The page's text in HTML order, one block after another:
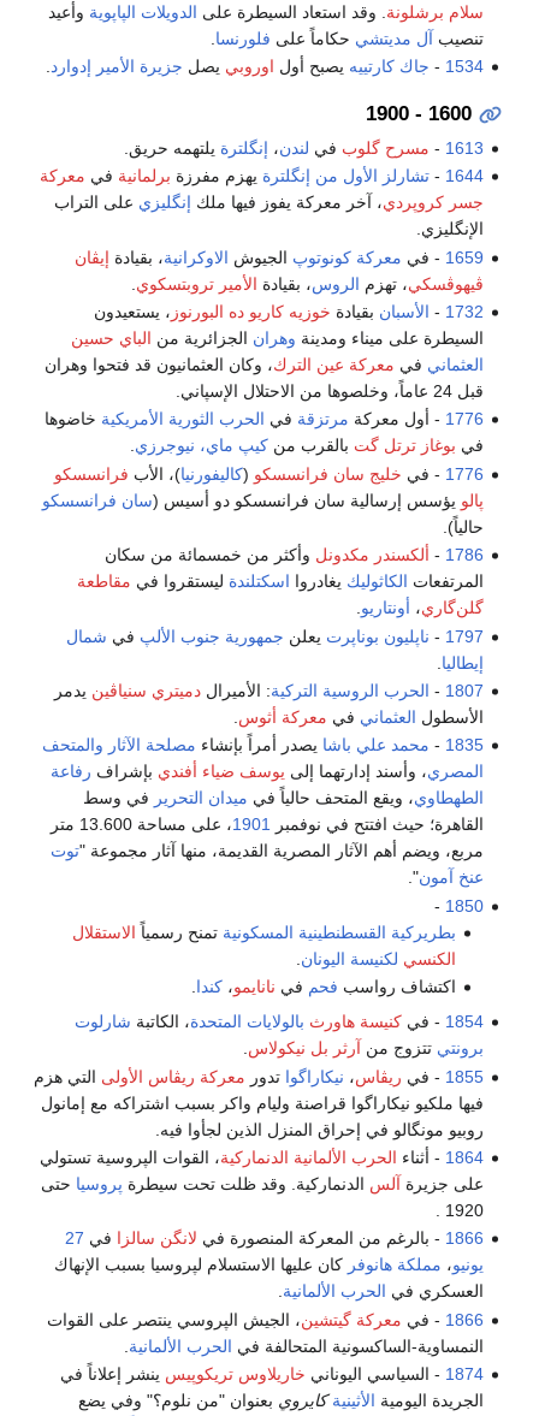
سلام برشلونة . وقد استعاد السيطرة على الدويلات الپاپوية وأعيد
تنصيب آل مديتشي حكاماً على فلورنسا
1534
- جاك كارتييه يصبح أول اوروبي يصل جزيرة الأمير إدوارد.
1600 - 1900
1613
- مسرح گلوب في لندن، إنگلترة يلتهمه حريق.
1644
-تشارلز الأول من إنگلترة يهزم مفرزة برلمانية في معركة
جسر كروپردي، آخر معركة يفوز فيها ملك إنگليزي على التراب
الإنگليزي.
1659 - في معركة كونوتوپ الجيوش الاوكرانية، بقيادة إيڤان
ڤيهوڤسكي، تهزم الروس، بقيادة الأمير تروبتسكوي
1732
- الأسبان بقيادة خوزيه كاريو ده البورنوز ، يستعيدون
السيطرة على ميناء ومدينة وهران الجزائرية من الباي حسين
العثماني في معركة عين الترك، وكان العثمانيون قد فتحوا وهران
قبل 24 عاماً، وخلصوها من الاحتلال الإسپاني.
1776 - أول معركة مرتزقة في الحرب الثورية الأمريكية خاضوها
في بوغاز ترتل گت بالقرب منكيپ ماي، نيوجرزي.
1776 - في خليج سان فرانسسكو (كاليفورنيا)، الأب فرانسسكو
پالو يؤسس إرسالية سان فرانسسكو دو أسيس (سان فرانسسكو
حالياً).
1786
- ألكسندر مكدونل وأكثر من خمسمائة من سكان
المرتفعات الكاثوليك يغادروا اسكتلندة ليستقروا في مقاطعة
گلن‌گاري، أونتاريو
1797
- ناپليون بوناپرت يعلن جمهورية جنوب الألپ في شمال
إيطاليا
1807
- الحرب الروسية التركية: الأميرالدميتري سنياڤين يدمر
الأسطول العثماني في معركة أثوس
1835
- محمد علي باشا يصدر أمراً بإنشاء مصلحة الآثار والمتحف
المصري، وأسند إدارتهما إلى يوسف ضياء أفندي بإشراف رفاعة
الطهطاوي، ويقع المتحف حالياً في ميدان التحرير في وسط
القاهرة؛ حيث افتتح في نوفمبر 1901
، على مساحة 13.600 متر
مربع، ويضم أهم الآثار المصرية القديمة، منها آثار مجموعة "توت
عنخ آمون".
1850
-
بطريركية القسطنطينية المسكونية تمنح رسمياً الاستقلال
الكنسي لكنيسة اليونان
اكتشاف رواسب فحم في نانايمو، كندا
1854 - فيكنيسة هاورث بالولايات المتحدة، الكاتبة شارلوت
برونتي تتزوج من آرثر بل نيكولاس
1855 - في ريڤاس، نيكاراگوا تدور معركة ريڤاس الأولى التي هزم
فيها ملكيو نيكاراگوا قراصنة وليام واكر بسبب اشتراكه مع إمانول
روبيو مونگالو في إحراق المنزل الذين لجأوا فيه.
1864 - أثناء الحرب الألمانية الدنماركية، القوات الپروسية تستولي
على جزيرة آلس الدنماركية. وقد ظلت تحت سيطرة پروسيا حتى
1920 .
1866 - بالرغم من المعركة المنصورة في لانگن سالزا في 27
يونيو، مملكة هانوفر كان عليها الاستسلام لپروسيا بسبب الإنهاك
العسكري في الحرب الألمانية.
1866 - في معركة گيتشين، الجيش الپروسي ينتصر على القوات
النمساوية-الساكسونية المتحالفة في الحرب الألمانية
1874 - السياسي اليوناني خاريلاوس تريكوپيس ينشر إعلاناً في
الجريدة اليومية الأثينية كايروي بعنوان "من نلوم؟" وفي يضع